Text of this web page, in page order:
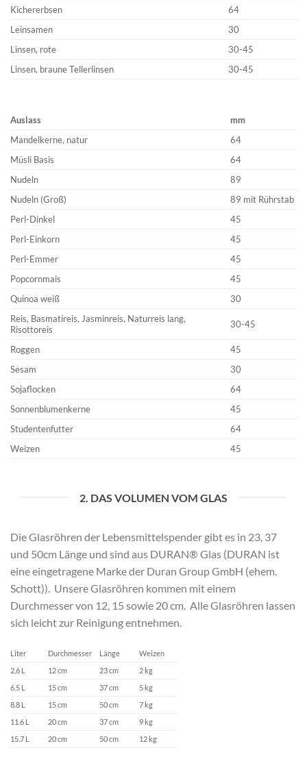
Kichererbsen
64
Leinsamen
30
Linsen, rote
30-45
Linsen, braune Tellerlinsen
30-45
Auslass
mm
Mandelkerne, natur
64
Müsli Basis
64
Nudeln
89
Nudeln (Groß)
89 mit Rührstab
Perl-Dinkel
45
Perl-Einkorn
45
Perl-Emmer
45
Popcornmais
45
Quinoa weiß
30
Reis, Basmatireis, Jasminreis, Naturreis lang,
Risottoreis
30-45
Roggen
45
Sesam
30
Sojaflocken
64
Sonnenblumenkerne
45
Studentenfutter
64
Weizen
45
2. DAS VOLUMEN VOM GLAS
Die Glasröhren der Lebensmittelspender gibt es in 23, 37
und 50cm Länge und sind aus DURAN® Glas (DURAN ist
eine eingetragene Marke der Duran Group GmbH (ehem.
Schott)). Unsere Glasröhren kommen mit einem
Durchmesser von 12, 15 sowie 20 cm. Alle Glasröhren lassen
sich leicht zur Reinigung entnehmen.
Liter Durchmesser Länge
Weizen
2.6 L
12 cm 23 cm
2 kg
6.5 L
15 cm 37 cm
5 kg
8.8 L
15 cm 50 cm
7 kg
11.6 L
20 cm 37 cm
9 kg
15.7 L
20 cm 50 cm 12 kg